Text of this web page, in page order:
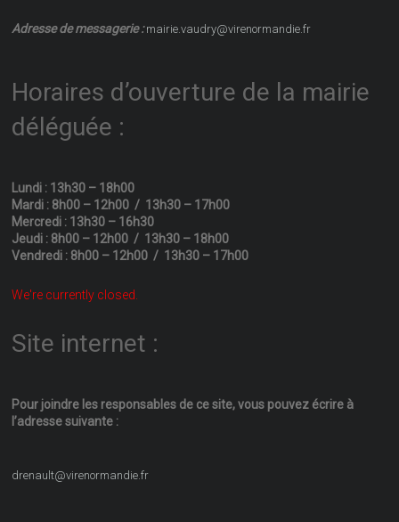
Adresse de messagerie :mairie.vaudry@virenormandie.fr
Horaires d’ouverture de la mairie
déléguée :
Lundi : 13h30 – 18h00
Mardi : 8h00 – 12h00 / 13h30 – 17h00
Mercredi : 13h30 – 16h30
Jeudi : 8h00 – 12h00 / 13h30 – 18h00
Vendredi : 8h00 – 12h00 / 13h30 – 17h00
We're currently closed.
Site internet :
Pour joindre les responsables de ce site, vous pouvez écrire à
l’adresse suivante :
drenault@virenormandie.fr